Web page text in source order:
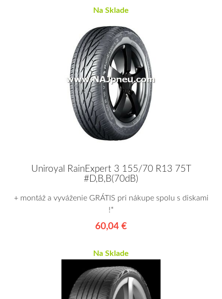
Na Sklade
Uniroyal RainExpert 3 155/70 R13 75T
#D,B,B(70dB)
+ montáž a vyváženie GRÁTIS pri nákupe spolu s diskami
!*
60,04 €
Na Sklade